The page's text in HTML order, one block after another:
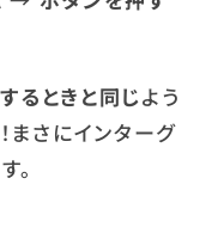
ときと同じよう
まさにインターグ
。